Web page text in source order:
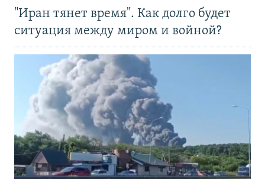
"Иран тянет время". Как долго будет
ситуация между миром и войной?